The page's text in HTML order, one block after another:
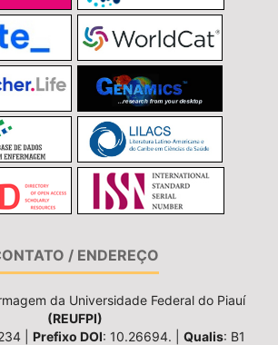
/ ENDEREÇO
da Universidade Federal do Piauí
(REUFPI)
| Prefixo DOI: 10.26694. | Qualis: B1